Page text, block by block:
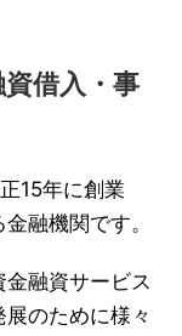
借入・事
15年に創業
融機関です。
融資サービス
のために様々